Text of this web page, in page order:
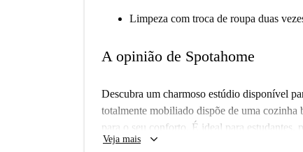
Limpeza com troca de roupa duas
A opinião de Spotahome
Descubra um charmoso estúdio disponível
totalmente mobiliado dispõe de uma
para o seu conforto. É ideal para
inspecionado pela Spotahome para garantir a
Veja mais keyboard_arrow_down